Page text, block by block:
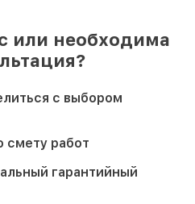
или необходима
с выбором
смету работ
гарантийный